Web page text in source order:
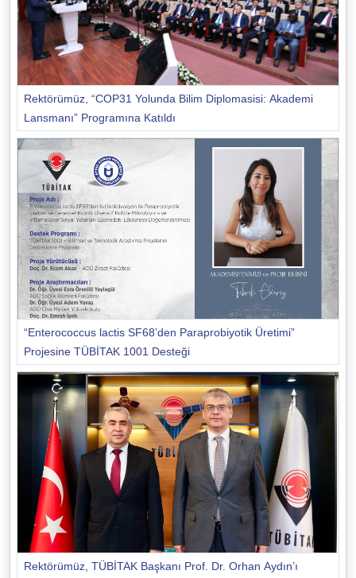
Rektörümüz, “COP31 Yolunda Bilim Diplomasisi: Akademi
Lansmanı” Programına Katıldı
“Enterococcus lactis SF68’den Paraprobiyotik Üretimi”
Projesine TÜBİTAK 1001 Desteği
Rektörümüz, TÜBİTAK Başkanı Prof. Dr. Orhan Aydın’ı